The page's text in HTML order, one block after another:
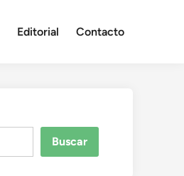
Editorial Contacto
Buscar